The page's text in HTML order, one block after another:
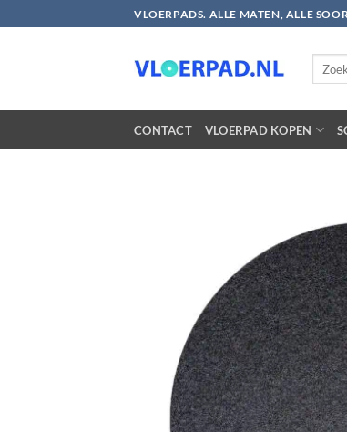
naar
VLOERPADS. ALLE MATEN, ALLE
CONTACT VLOERPAD KOPEN